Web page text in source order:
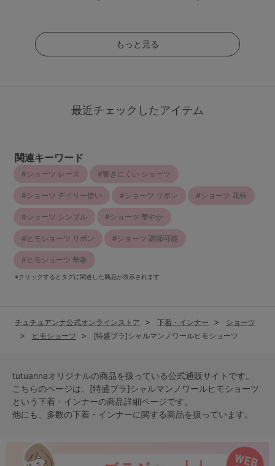
もっと見る
最近チェックしたアイテム
関連キーワード
ショーツ レース 響きにくい ショーツ
ショーツ デイリー使い ショーツ リボン ショーツ 花柄
ショーツ シンプル ショーツ 華やか
ヒモショーツ リボン ショーツ 調節可能
ヒモショーツ 華奢
※クリックするとタグに関連した商品が表示されます
チュチュアンナ公式オンラインストア 下着・インナー
ショーツ
ヒモショーツ
[特盛ブラ]シャルマンノワールヒモショーツ
tutuannaオリジナルの商品を扱っている公式通販サイトです。
こちらのページは、[特盛ブラ]シャルマンノワールヒモショーツ
という下着・インナーの商品詳細ページです。
他にも、多数の下着・インナーに関する商品を扱っています。